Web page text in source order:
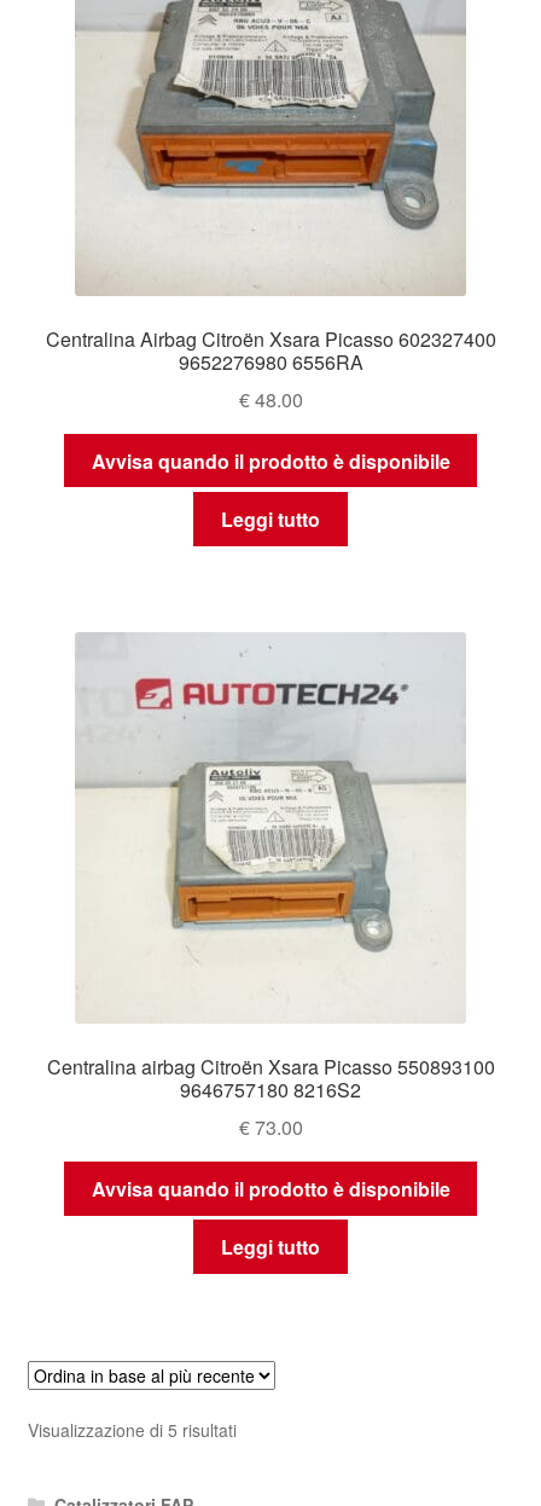
Centralina Airbag Citroën Xsara Picasso 602327400
9652276980 6556RA
€48.00
Avvisa quando il prodotto è disponibile
Leggi tutto
Centralina airbag Citroën Xsara Picasso 550893100
9646757180 8216S2
€73.00
Avvisa quando il prodotto è disponibile
Leggi tutto
Visualizzazione di 5 risultatiOrdina